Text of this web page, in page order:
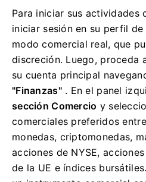
Para iniciar sus actividades
iniciar sesión en su perfil
modo comercial real, que
discreción. Luego, proceda
su cuenta principal
"Finanzas". En el panel
sección Comercio y
comerciales preferidos
monedas, criptomonedas,
acciones de NYSE,
de la UE e índices bursátiles.